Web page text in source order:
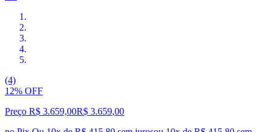
(4)
12% OFF
Preço R$ 3.659,00R$ 3.659,00